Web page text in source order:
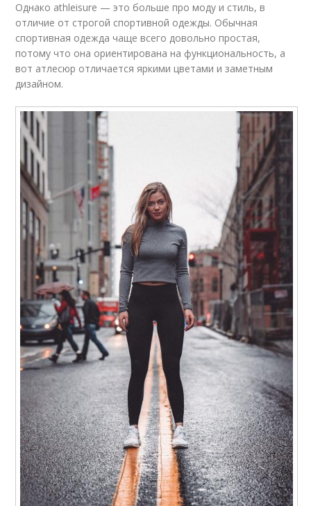
Однако athleisure — это больше про моду и стиль, в
отличие от строгой спортивной одежды. Обычная
спортивная одежда чаще всего довольно простая,
потому что она ориентирована на функциональность, а
вот атлесюр отличается яркими цветами и заметным
дизайном.